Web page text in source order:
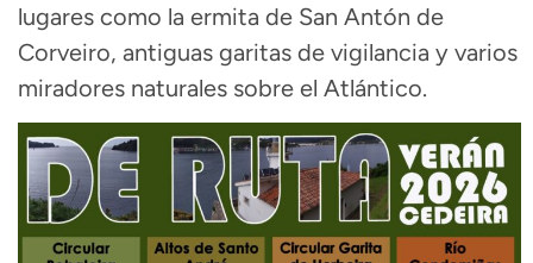
lugares como la ermita de San Antón de
Corveiro, antiguas garitas de vigilancia y varios
miradores naturales sobre el Atlántico.